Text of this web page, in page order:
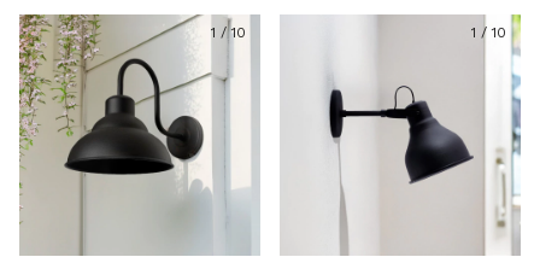
1 /10 1 /10